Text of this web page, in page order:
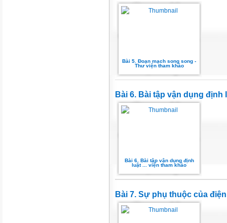
Bài 5. Đoạn mạch song song -
Thư viện tham khảo
Bài 6. Bài tập vận dụng định
Bài 6. Bài tập vận dụng định
luật ... viện tham khảo
Bài 7. Sự phụ thuộc của